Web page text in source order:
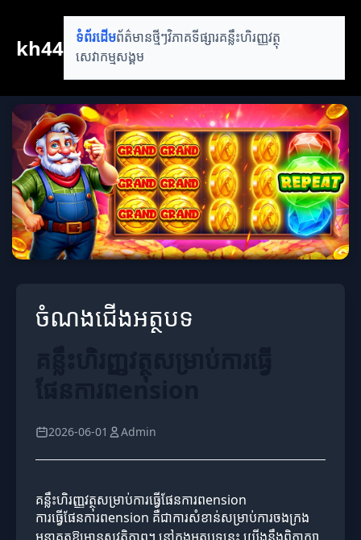
kh44 ទំព័រដើមព័ត៌មានថ្មីៗវិភាគទីផ្សារគន្លឹះហិរញ្ញវត្ថុ
សេវាកម្មសង្គម
ចំណងជើងអត្ថបទ
2026-06-01 Admin
គន្លឹះហិរញ្ញវត្ថុសម្រាប់ការធ្វើផែនការពension
ការធ្វើផែនការពension គឺជាការសំខាន់សម្រាប់ការចងក្រង